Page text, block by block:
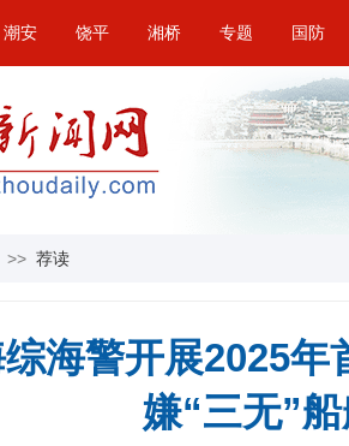
潮安 饶平 湘桥 专题 国防
>> 荐读
海警开展2025年
嫌“三无”